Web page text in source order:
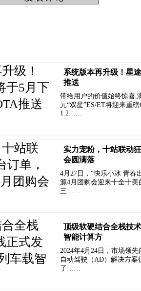
系统版本再升级！星
推送
带给用户的价值始终惊喜,
元“双星”ES/ET将迎来重
1.2……
实力宠粉，十站联动
会圆满落
4月27日，“快乐小冰 青
源4月团购会迎来十全十
三……
顶级软硬结合全栈技
智能计算方
2024年4月24日，市场领
自动驾驶（AD）解决方案
了……